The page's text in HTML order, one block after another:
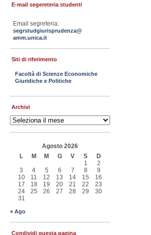
E-mail segereteria studenti
Email segreteria:
segrstudgiurisprudenza@
amm.unica.it
Siti di riferimento
Facoltà di Scienze Economiche
Giuridiche e Politiche
Archivi
Archivi
Agosto 2026
L
M M G V S
D
1
2
3
4 5 6 7 8
9
10
11 12 13 14 15
16
17
18 19 20 21 22
23
24
25 26 27 28 29
30
31
« Ago
Condividi questa pagina